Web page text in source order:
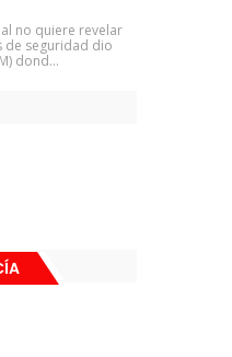
no quiere revelar
de seguridad dio
dond...